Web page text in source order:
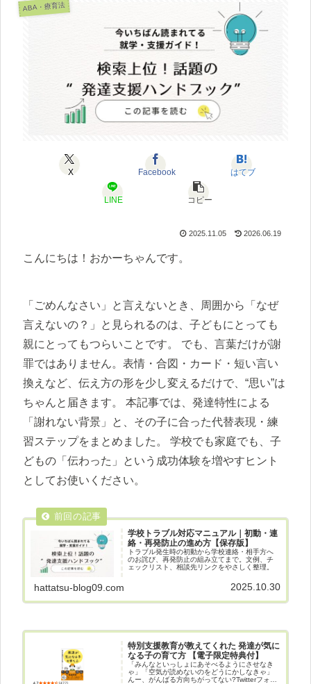
ABA・療育法
X Facebook はてブ
LINE コピー
2025.11.05 2026.06.19
こんにちは！おかーちゃんです。
「ごめんなさい」と言えないとき、周囲から「なぜ
言えないの？」と見られるのは、子どもにとっても
親にとってもつらいことです。 でも、言葉だけが謝
罪ではありません。表情・合図・カード・短い言い
換えなど、伝え方の形を少し変えるだけで、“思い”は
ちゃんと届きます。 本記事では、発達特性による
「謝れない背景」と、その子に合った代替表現・練
習ステップをまとめました。 学校でも家庭でも、子
どもの「伝わった」という成功体験を増やすヒント
としてお使いください。
学校トラブル対応マニュアル｜初動・連
絡・再発防止の進め方【保存版】
トラブル発生時の初動から学校連絡・相手方へ
のお詫び、再発防止の組み立てまで。文例、チ
ェックリスト、相談先リンクをやさしく整理。
hattatsu-blog09.com 2025.10.30
特別支援教育が教えてくれた 発達が気に
なる子の育て方 【電子限定特典付】
「みんなといっしょにあそべるようにさせなき
ゃ」「空気が読めないのをどうにかしなきゃ」
んー、がんばる方向ちがってない?Twitterフォロ